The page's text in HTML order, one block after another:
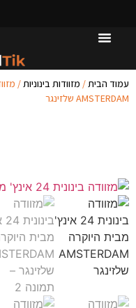
עמוד הבית / מזוודות בינוניות
AMSTERDAM שלזינגר